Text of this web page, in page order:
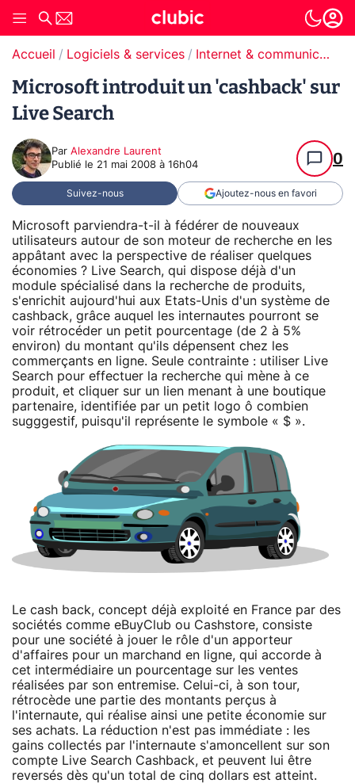
Accueil Logiciels & services Internet & communication
Microsoft introduit un 'cashback' sur
Live Search
Par Alexandre Laurent
Publié le 21 mai 2008 à 16h04 0
Suivez-nous Ajoutez-nous en favori
Microsoft parviendra-t-il à fédérer de nouveaux
utilisateurs autour de son moteur de recherche en les
appâtant avec la perspective de réaliser quelques
économies ? Live Search, qui dispose déjà d'un
module spécialisé dans la recherche de produits,
s'enrichit aujourd'hui aux Etats-Unis d'un système de
cashback, grâce auquel les internautes pourront se
voir rétrocéder un petit pourcentage (de 2 à 5%
environ) du montant qu'ils dépensent chez les
commerçants en ligne. Seule contrainte : utiliser Live
Search pour effectuer la recherche qui mène à ce
produit, et cliquer sur un lien menant à une boutique
partenaire, identifiée par un petit logo ô combien
sugggestif, puisqu'il représente le symbole « $ ».
Le cash back, concept déjà exploité en France par des
sociétés comme eBuyClub ou Cashstore, consiste
pour une société à jouer le rôle d'un apporteur
d'affaires pour un marchand en ligne, qui accorde à
cet intermédiaire un pourcentage sur les ventes
réalisées par son entremise. Celui-ci, à son tour,
rétrocède une partie des montants perçus à
l'internaute, qui réalise ainsi une petite économie sur
ses achats. La réduction n'est pas immédiate : les
gains collectés par l'internaute s'amoncellent sur son
compte Live Search Cashback, et peuvent lui être
reversés dès qu'un total de cinq dollars est atteint.